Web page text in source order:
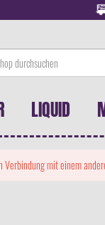
LIQUID
Verbindung mit einem